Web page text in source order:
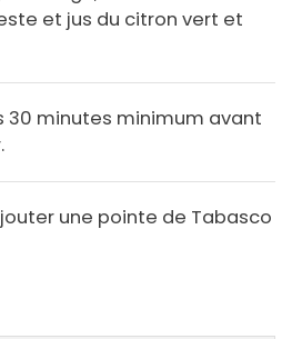
et jus du citron vert et
30 minutes minimum avant
une pointe de Tabasco